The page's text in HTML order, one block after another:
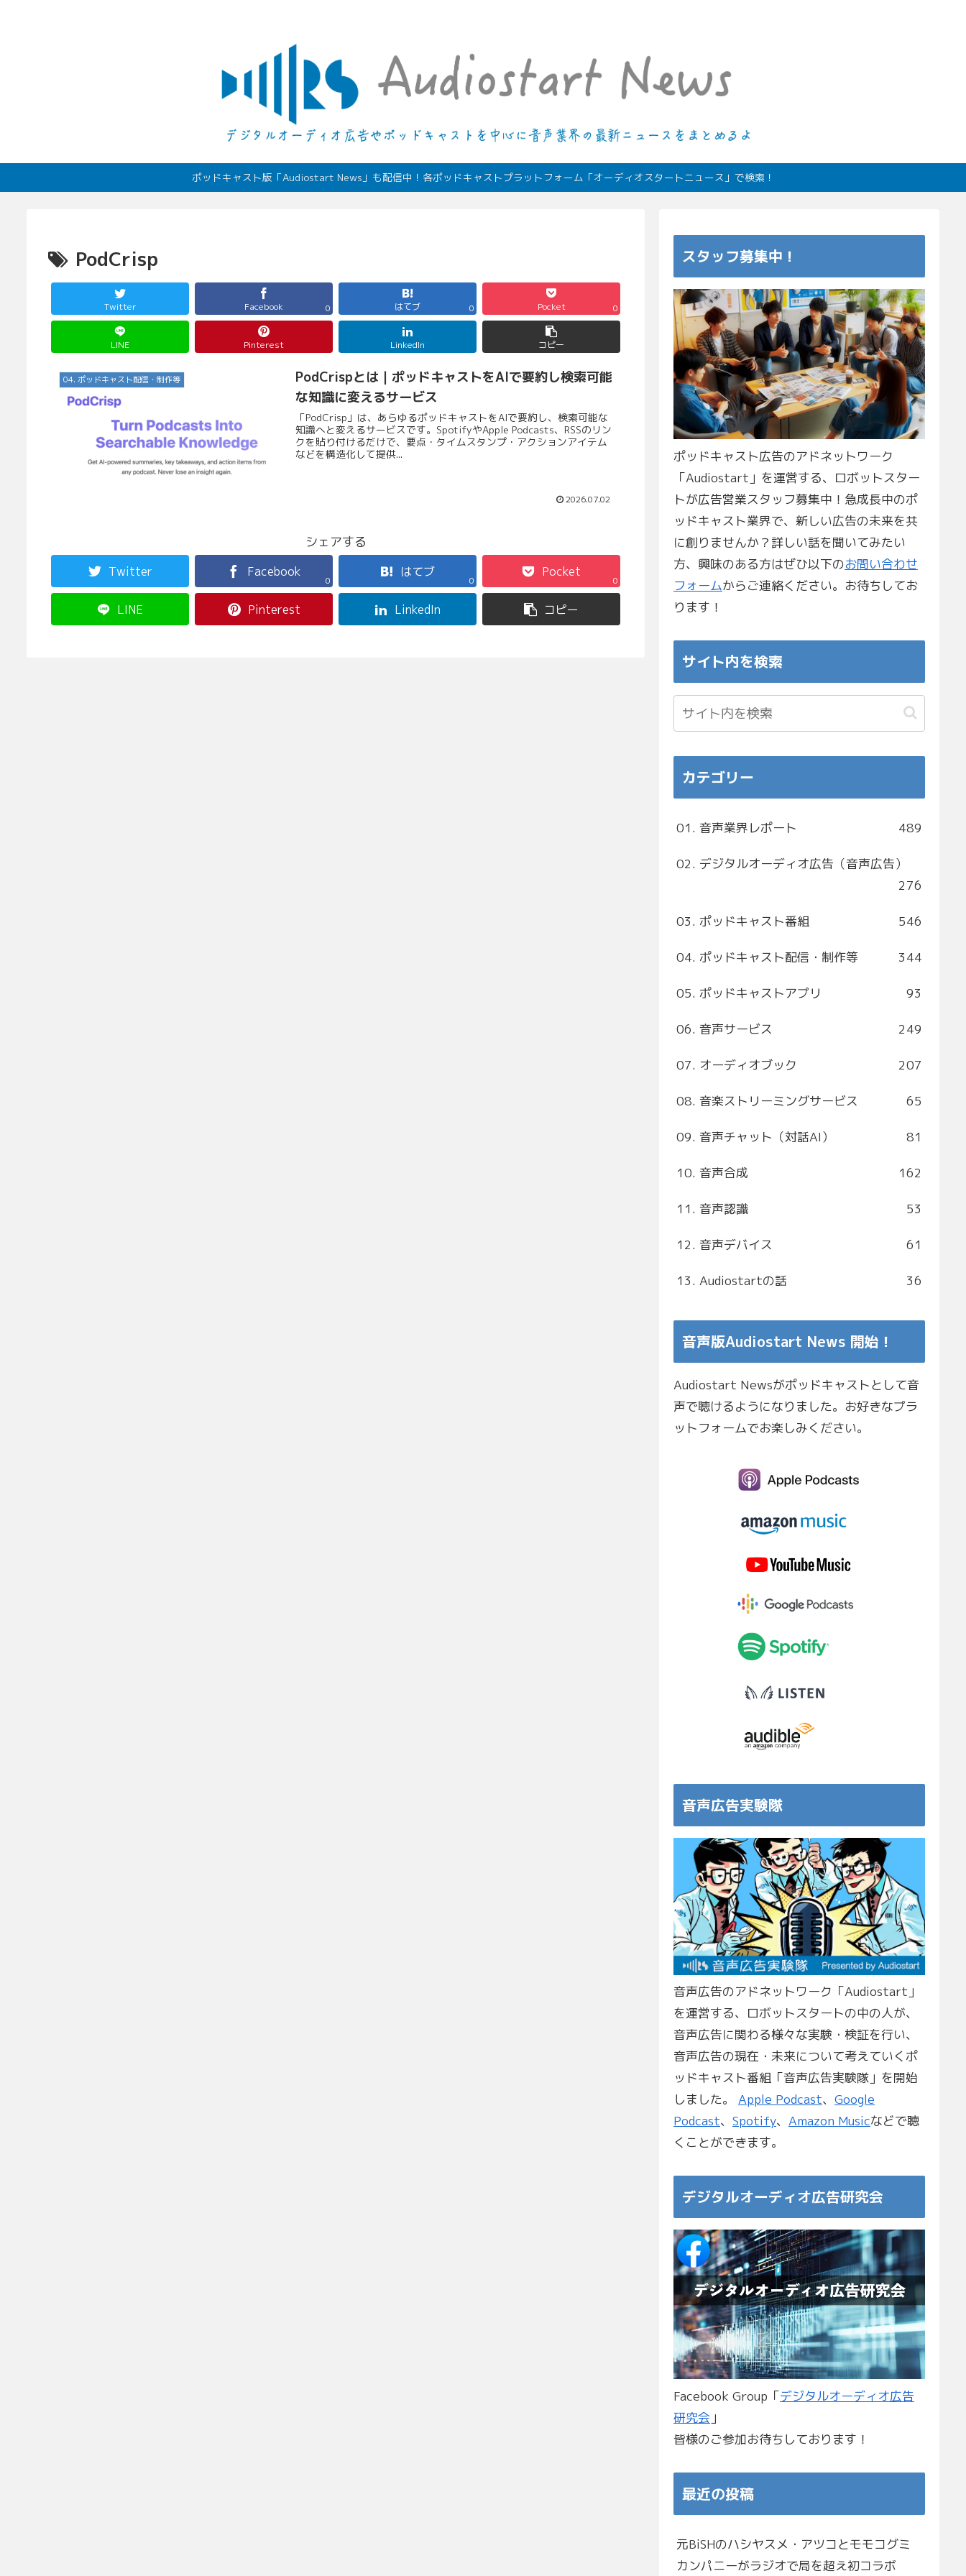
ポッドキャスト版「Audiostart News」も配信中！各ポッドキャストプラットフォーム「オーディオスタートニュース」で検索！
PodCrisp
Twitter Facebook 0 はてブ 0 Pocket 0
LINE Pinterest LinkedIn コピー
04. ポッドキャスト配信・制作等
PodCrispとは｜ポッドキャストをAIで要約し検索可能
な知識に変えるサービス
「PodCrisp」は、あらゆるポッドキャストをAIで要約し、検索可能な
知識へと変えるサービスです。SpotifyやApple Podcasts、RSSのリン
クを貼り付けるだけで、要点・タイムスタンプ・アクションアイテム
などを構造化して提供...
2026.07.02
シェアする
Twitter Facebook
0
はてブ
0
Pocket
0
LINE Pinterest LinkedIn コピー
スタッフ募集中！
ポッドキャスト広告のアドネットワーク
「Audiostart」を運営する、ロボットスター
トが広告営業スタッフ募集中！急成長中のポ
ッドキャスト業界で、新しい広告の未来を共
に創りませんか？詳しい話を聞いてみたい
方、興味のある方はぜひ以下のお問い合わせ
フォームからご連絡ください。お待ちしてお
ります！
サイト内を検索
カテゴリー
01. 音声業界レポート 489
02. デジタルオーディオ広告（音声広告）
276
03. ポッドキャスト番組 546
04. ポッドキャスト配信・制作等 344
05. ポッドキャストアプリ 93
06. 音声サービス 249
07. オーディオブック 207
08. 音楽ストリーミングサービス 65
09. 音声チャット（対話AI） 81
10. 音声合成 162
11. 音声認識 53
12. 音声デバイス 61
13. Audiostartの話 36
音声版Audiostart News 開始！
Audiostart Newsがポッドキャストとして音
声で聴けるようになりました。お好きなプラ
ットフォームでお楽しみください。
音声広告実験隊
音声広告のアドネットワーク「Audiostart」
を運営する、ロボットスタートの中の人が、
音声広告に関わる様々な実験・検証を行い、
音声広告の現在・未来について考えていくポ
ッドキャスト番組「音声広告実験隊」を開始
しました。 Apple Podcast、 Google
Podcast、 Spotify、 Amazon Musicなどで聴
くことができます。
デジタルオーディオ広告研究会
Facebook Group「デジタルオーディオ広告
研究会 」
皆様のご参加お待ちしております！
最近の投稿
元BiSHのハシヤスメ・アツコとモモコグミ
カンパニーがラジオで局を超え初コラボ